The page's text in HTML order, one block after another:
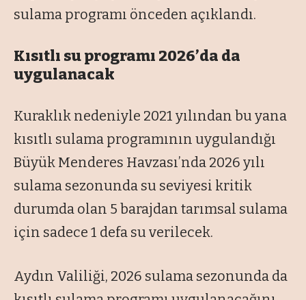
sulama programı önceden açıklandı.
Kısıtlı su programı 2026’da da
uygulanacak
Kuraklık nedeniyle 2021 yılından bu yana
kısıtlı sulama programının uygulandığı
Büyük Menderes Havzası’nda 2026 yılı
sulama sezonunda su seviyesi kritik
durumda olan 5 barajdan tarımsal sulama
için sadece 1 defa su verilecek.
Aydın Valiliği, 2026 sulama sezonunda da